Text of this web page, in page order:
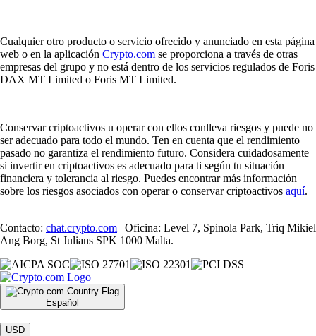
Cualquier otro producto o servicio ofrecido y anunciado en esta página
web o en la aplicación Crypto.com se proporciona a través de otras
empresas del grupo y no está dentro de los servicios regulados de Foris
DAX MT Limited o Foris MT Limited.
Conservar criptoactivos u operar con ellos conlleva riesgos y puede no
ser adecuado para todo el mundo. Ten en cuenta que el rendimiento
pasado no garantiza el rendimiento futuro. Considera cuidadosamente
si invertir en criptoactivos es adecuado para ti según tu situación
financiera y tolerancia al riesgo. Puedes encontrar más información
sobre los riesgos asociados con operar o conservar criptoactivos aquí.
Contacto: chat.crypto.com | Oficina: Level 7, Spinola Park, Triq Mikiel
Ang Borg, St Julians SPK 1000 Malta.
Español
|
USD